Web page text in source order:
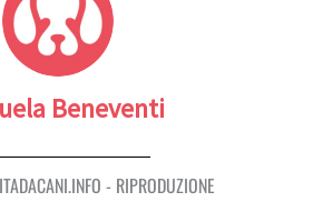
Beneventi
- RIPRODUZIONE